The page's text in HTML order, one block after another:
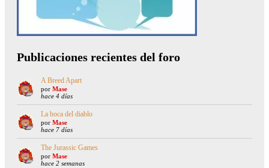
Publicaciones recientes del foro
A Breed Apart
por Mase
hace 4 días
La boca del diablo
por Mase
hace 7 días
The Jurassic Games
por Mase
hace 2 semanas